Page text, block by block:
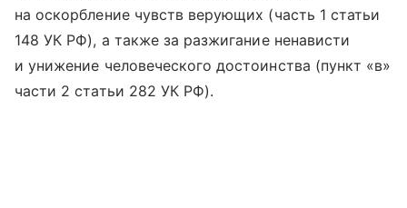
на оскорбление чувств верующих (часть 1 статьи
148 УК РФ), а также за разжигание ненависти
и унижение человеческого достоинства (пункт «в»
части 2 статьи 282 УК РФ).